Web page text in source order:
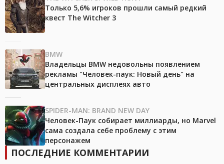
Только 5,6% игроков прошли самый редкий
квест The Witcher 3
BMW
Владельцы BMW недовольны появлением
рекламы "Человек-паук: Новый день" на
центральных дисплеях авто
SPIDER-MAN: BRAND NEW DAY
Человек-Паук собирает миллиарды, но Marvel
сама создала себе проблему с этим
персонажем
ПОСЛЕДНИЕ КОММЕНТАРИИ